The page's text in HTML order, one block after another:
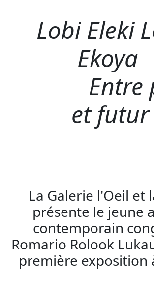
Lobi Eleki
Ekoya
Entre
et futur
La Galerie l'Oeil et
présente le jeune
contemporain
Romario Rolook
première exposition